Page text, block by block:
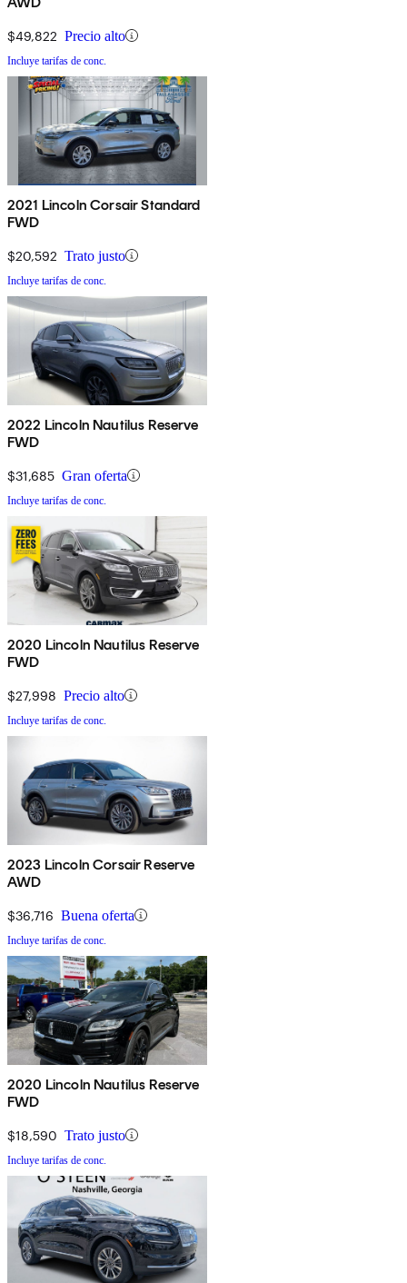
$49,822 Precio alto
Incluye tarifas de conc.
2021 Lincoln Corsair Standard
FWD
$20,592 Trato justo
Incluye tarifas de conc.
2022 Lincoln Nautilus Reserve
FWD
$31,685 Gran oferta
Incluye tarifas de conc.
2020 Lincoln Nautilus Reserve
FWD
$27,998 Precio alto
Incluye tarifas de conc.
2023 Lincoln Corsair Reserve
AWD
$36,716 Buena oferta
Incluye tarifas de conc.
2020 Lincoln Nautilus Reserve
FWD
$18,590 Trato justo
Incluye tarifas de conc.